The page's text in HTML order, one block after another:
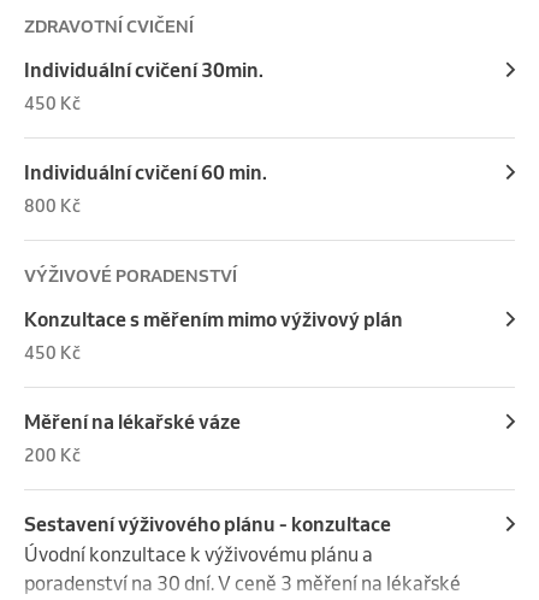
ZDRAVOTNÍ CVIČENÍ
Individuální cvičení 30min.
450 Kč
Individuální cvičení 60 min.
800 Kč
VÝŽIVOVÉ PORADENSTVÍ
Konzultace s měřením mimo výživový plán
450 Kč
Měření na lékařské váze
200 Kč
Sestavení výživového plánu - konzultace
Úvodní konzultace k výživovému plánu a
poradenství na 30 dní. V ceně 3 měření na lékařské